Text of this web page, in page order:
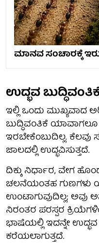
ಮಾನವ ಸಂಚಾರಕ್ಕೆ
ಉದ್ಭವ
ಇಲ್ಲಿ ಒಂದು ಮುಖ್ಯವಾದ
ಬುದ್ಧಿವಂತಿಕೆ ಯಾವಾಗಲೂ
ಇರಬೇಕೆಂಬುದಿಲ್ಲ.
ಜಾಲದಲ್ಲಿ ಉದ್ಭವಿಸುತ್ತದೆ.
ದಿಕ್ಕು ನಿರ್ಧಾರ, ವೇಗ
ಚಲನೆಯಂತಹ ಗುಣಗಳು
ಉಂಟಾಗುವುದಿಲ್ಲ; ಅವು
ನಿರಂತರ ಪರಸ್ಪರ
ಭಾಷೆಯಲ್ಲಿ ಇದನ್ನೇ ಉದ್ಭವ
ಕರೆಯಲಾಗುತ್ತದೆ.